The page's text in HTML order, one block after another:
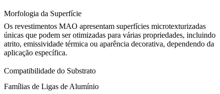
Morfologia da Superfície
Os revestimentos MAO apresentam superfícies microtexturizadas
únicas que podem ser otimizadas para várias propriedades, incluindo
atrito, emissividade térmica ou aparência decorativa, dependendo da
aplicação específica.
Compatibilidade do Substrato
Famílias de Ligas de Alumínio